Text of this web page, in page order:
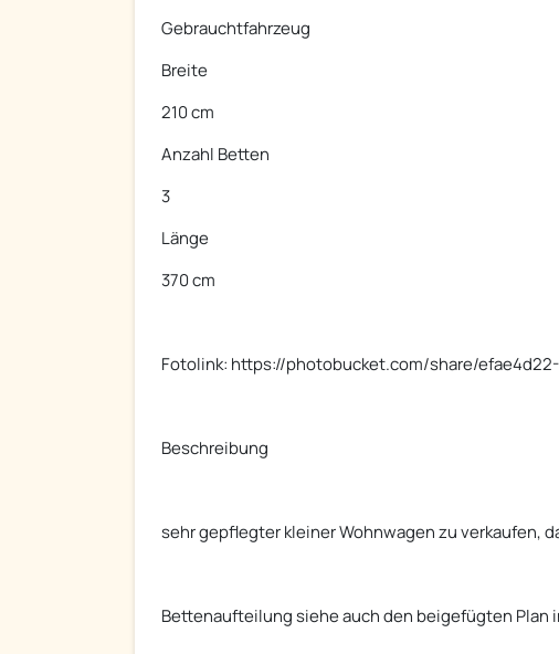
Gebrauchtfahrzeug
Breite
210 cm
Anzahl Betten
3
Länge
370 cm
Fotolink: https://photobucket.com/share/
Beschreibung
sehr gepflegter kleiner Wohnwagen zu verkaufen,
Bettenaufteilung siehe auch den beigefügten Plan